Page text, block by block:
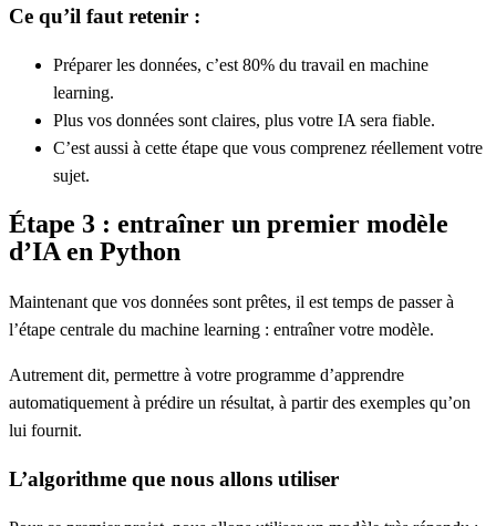
Ce qu’il faut retenir :
Préparer les données, c’est 80% du travail en machine
learning.
Plus vos données sont claires, plus votre IA sera fiable.
C’est aussi à cette étape que vous comprenez réellement votre
sujet.
Étape 3 : entraîner un premier modèle
d’IA en Python
Maintenant que vos données sont prêtes, il est temps de passer à
l’étape centrale du machine learning : entraîner votre modèle.
Autrement dit, permettre à votre programme d’apprendre
automatiquement à prédire un résultat, à partir des exemples qu’on
lui fournit.
L’algorithme que nous allons utiliser